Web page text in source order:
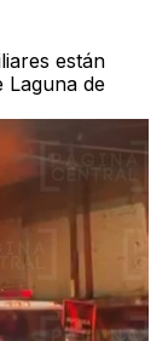
están
Laguna de